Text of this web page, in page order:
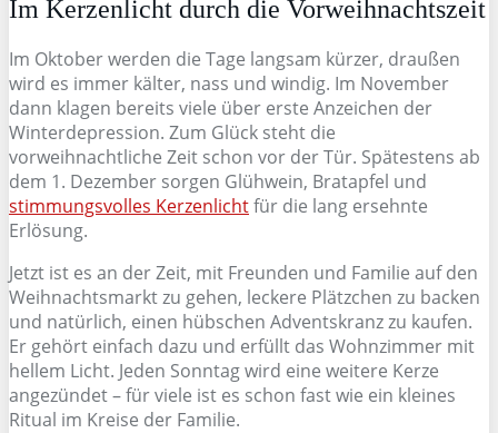
Im Kerzenlicht durch die Vorweihnachtszeit
Im Oktober werden die Tage langsam kürzer, draußen
wird es immer kälter, nass und windig. Im November
dann klagen bereits viele über erste Anzeichen der
Winterdepression. Zum Glück steht die
vorweihnachtliche Zeit schon vor der Tür. Spätestens ab
dem 1. Dezember sorgen Glühwein, Bratapfel und
stimmungsvolles Kerzenlichtfür die lang ersehnte
Erlösung.
Jetzt ist es an der Zeit, mit Freunden und Familie auf den
Weihnachtsmarkt zu gehen, leckere Plätzchen zu backen
und natürlich, einen hübschen Adventskranz zu kaufen.
Er gehört einfach dazu und erfüllt das Wohnzimmer mit
hellem Licht. Jeden Sonntag wird eine weitere Kerze
angezündet – für viele ist es schon fast wie ein kleines
Ritual im Kreise der Familie.